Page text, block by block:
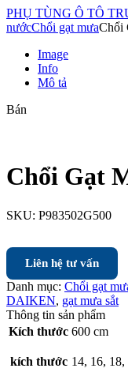
PHỤ TÙNG Ô TÔ
nướcChổi gạt mưaChổi
Image
Info
Mô tả
Bán
Chổi Gạt
SKU: P983502G500
Liên hệ tư vấn
Danh mục: Chổi gạt
DAIKEN, gạt mưa sắt
Thông tin sản phẩm
Kích thước 600 cm
kích thước 14, 16,